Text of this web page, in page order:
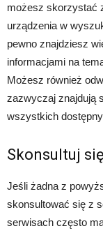
możesz skorzystać
urządzenia w
pewno znajdziesz
informacjami na
Możesz również
zazwyczaj znajdują
wszystkich
Skonsultuj
Jeśli żadna z
skonsultować się z
serwisach często